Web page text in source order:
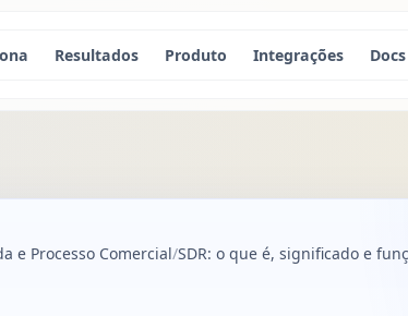
Resultados Produto Integrações
e Processo Comercial SDR: o que é, significado e